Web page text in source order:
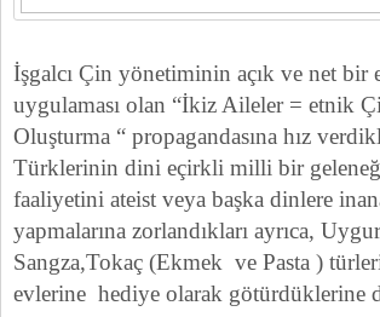
İşgalcı Çin yönetiminin açık ve net
uygulaması olan “İkiz Aileler = etnik
Oluşturma “ propagandasına hız
Türklerinin dini eçirkli milli bir
faaliyetini ateist veya başka dinlere
yapmalarına zorlandıkları ayrıca,
Sangza,Tokaç (Ekmek ve Pasta )
evlerine hediye olarak götürdüklerine